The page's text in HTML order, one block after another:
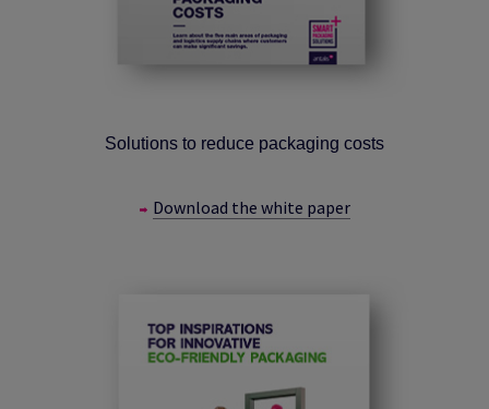
Solutions to reduce packaging costs
Download the white paper